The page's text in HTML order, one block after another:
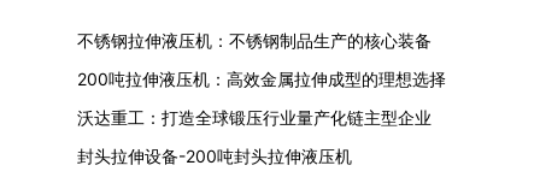
不锈钢拉伸液压机：不锈钢制品生产的核心装备
200吨拉伸液压机：高效金属拉伸成型的理想选择
沃达重工：打造全球锻压行业量产化链主型企业
封头拉伸设备-200吨封头拉伸液压机